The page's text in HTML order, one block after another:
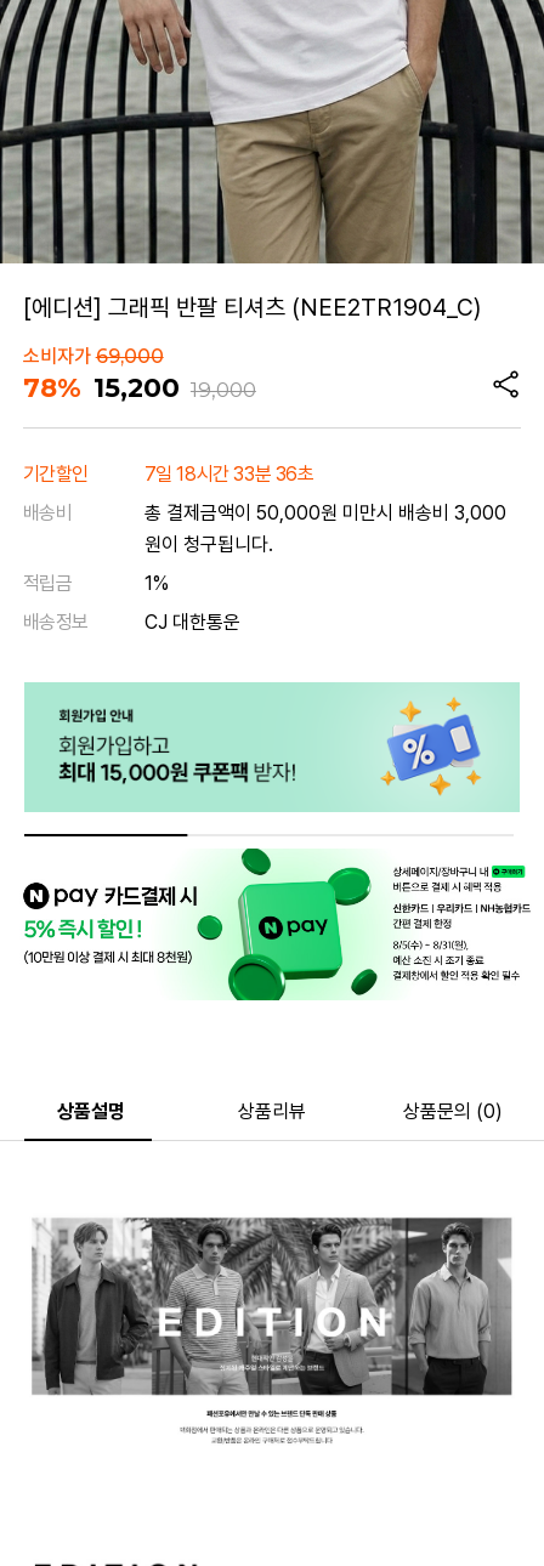
[에디션] 그래픽 반팔 티셔츠 (NEE2TR1904_C)
소비자가69,000
78% 15,200 19,000
기간할인
7일 18시간 33분 36초
배송비
총 결제금액이 50,000원 미만시 배송비 3,000
원이 청구됩니다.
적립금
1%
배송정보
CJ 대한통운
상품설명 상품리뷰 상품문의 (0)